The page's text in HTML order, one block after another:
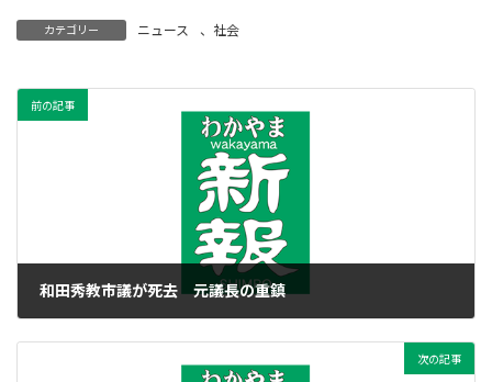
カテゴリー ニュース 、 社会
前の記事
和田秀教市議が死去 元議長の重鎮
次の記事